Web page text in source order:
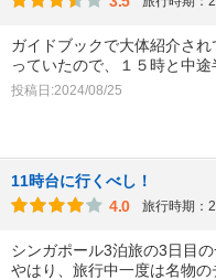
ガイドブックで大体紹介さ
っていたので、１５時と中
投稿日:2024/08/25
11時台に行くべし！
4.0
旅行時期：
シンガポール3泊旅の3日目の
やはり、旅行中一度は名物